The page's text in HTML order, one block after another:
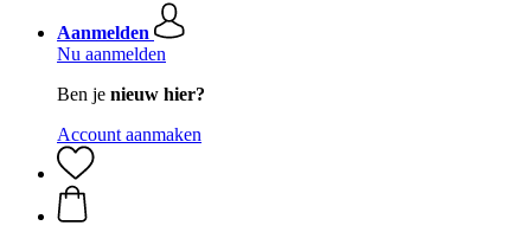
Aanmelden
Nu aanmelden
Ben je nieuw hier?
Account aanmaken